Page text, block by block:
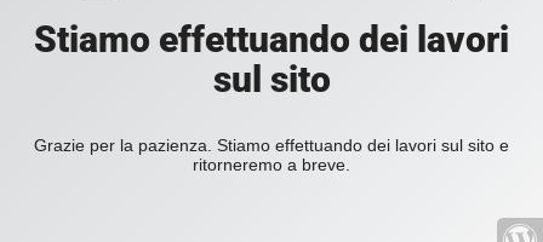
Stiamo effettuando dei lavori
sul sito
Grazie per la pazienza. Stiamo effettuando dei lavori sul sito e
ritorneremo a breve.